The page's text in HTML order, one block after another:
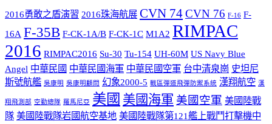
2016勇敢之盾演習 2016珠海航展 CVN 74CVN 76 F-16 F-
16A F-35B F-CK-1A/B F-CK-1C M1A2 RIMPAC
2016 RIMPAC2016 Su-30 Tu-154 UH-60M US Navy Blue
Angel 中華民國 中華民國海軍 中華民國空軍 台中清泉崗 史坦尼
斯號航艦 吳康明 吳康明顧問 幻象2000-5 戰區彈道飛彈防禦系統 漢翔航空 漢
翔飛測部 空勤總隊 羅馬尼亞 美國 美國海軍 美國空軍 美國陸戰
隊 美國陸戰隊岩國航空基地 美國陸戰隊第121艦上戰鬥打擊機中